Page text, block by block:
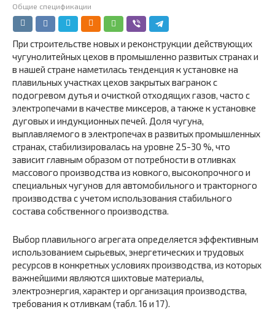
Общие спецификации
При строительстве новых и реконструкции действующих
чугунолитейных цехов в промышленно развитых странах и
в нашей стране наметилась тенденция к установке на
плавильных участках цехов закрытых вагранок с
подогревом дутья и очисткой отходящих газов, часто с
электропечами в качестве миксеров, а также к установке
дуговых и индукционных печей. Доля чугуна,
выплавляемого в электропечах в развитых промышленных
странах, стабилизировалась на уровне 25-30 %, что
зависит главным образом от потребности в отливках
массового производства из ковкого, высокопрочного и
специальных чугунов для автомобильного и тракторного
производства с учетом использования стабильного
состава собственного производства.
Выбор плавильного агрегата определяется эффективным
использованием сырьевых, энергетических и трудовых
ресурсов в конкретных условиях производства, из которых
важнейшими являются шихтовые материалы,
электроэнергия, характер и организация производства,
требования к отливкам (табл. 16 и 17).